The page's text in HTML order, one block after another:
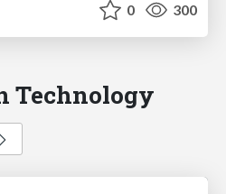
0 300
Technology